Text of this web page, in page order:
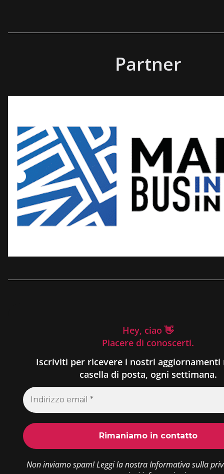
Partner
Hey, ciao 👋
Piacere di conoscerti.
Iscriviti per ricevere i nostri aggiornamenti
casella di posta, ogni settimana.
Non inviamo spam! Leggi la nostraInformativa sulla